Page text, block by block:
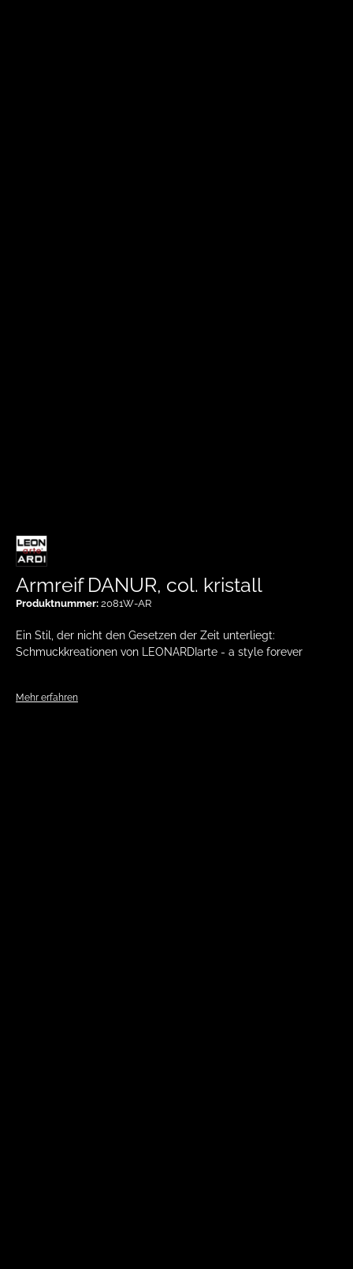
Ein Stil, der nicht den Gesetzen der Zeit unterliegt:
Schmuckkreationen von LEONARDIarte - a style forever
Mehr erfahren
Armreif DANUR, col. kristall
Produktnummer: 2081W-AR